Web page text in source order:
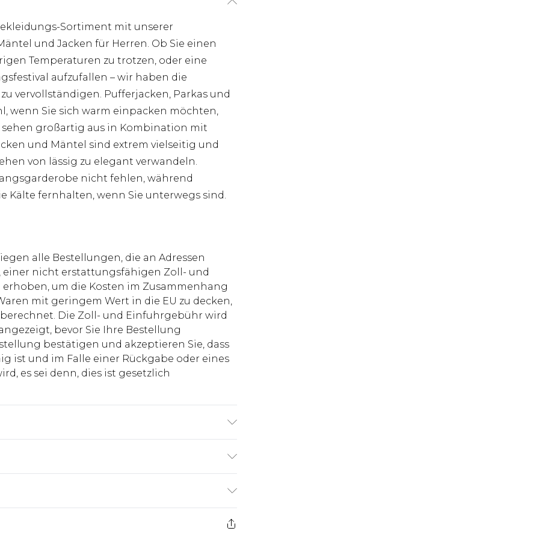
Sortiment mit unserer
und Jacken für Herren. Ob Sie einen
Temperaturen zu trotzen, oder eine
aufzufallen – wir haben die
vervollständigen. Pufferjacken, Parkas und
wenn Sie sich warm einpacken möchten,
sehen großartig aus in Kombination mit
und Mäntel sind extrem vielseitig und
von lässig zu elegant verwandeln.
nicht fehlen, während
Kälte fernhalten, wenn Sie unterwegs sind.
alle Bestellungen, die an Adressen
nicht erstattungsfähigen Zoll- und
um die Kosten im Zusammenhang
mit geringem Wert in die EU zu decken,
Die Zoll- und Einfuhrgebühr wird
bevor Sie Ihre Bestellung
bestätigen und akzeptieren Sie, dass
ist und im Falle einer Rückgabe oder eines
es sei denn, dies ist gesetzlich
€7.99
€14.99